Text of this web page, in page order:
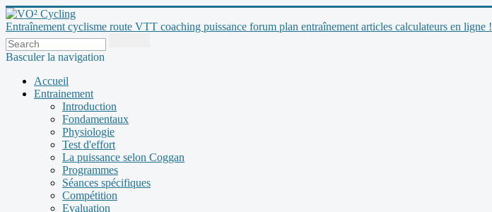
Entraînement cyclisme route VTT coaching puissance forum plan entraînement articles calculateurs en ligne !
Basculer la navigation
Accueil
Entrainement
Introduction
Fondamentaux
Physiologie
Test d'effort
La puissance selon Coggan
Programmes
Séances spécifiques
Compétition
Evaluation